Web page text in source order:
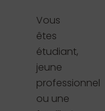
Vous
êtes
étudiant,
jeune
professionnel
ou une